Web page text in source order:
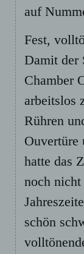
auf
Fest,
Damit der
Chamber
arbeitslos
Rühren
Ouvertüre
hatte das
noch
schön